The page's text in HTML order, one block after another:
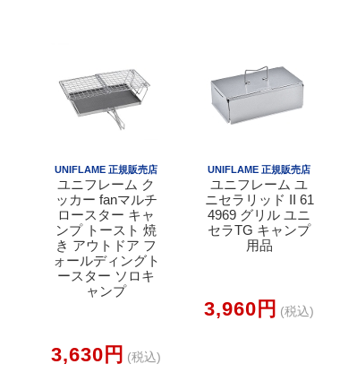
UNIFLAME 正規販売店
ユニフレーム ク
ッカー fanマルチ
ロースター キャ
ンプ トースト 焼
き アウトドア フ
ォールディングト
ースター ソロキ
ャンプ
3,630円 (税込)
UNIFLAME 正規販売店
ユニフレーム ユ
ニセラリッド II 61
4969 グリル ユニ
セラTG キャンプ
用品
3,960円 (税込)